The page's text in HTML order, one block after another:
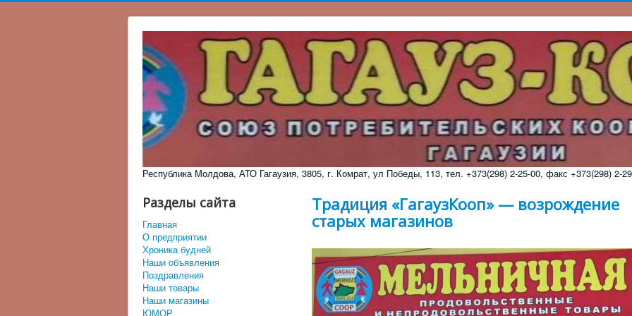
Республика Молдова, АТО Гагаузия, 3805, г. Комрат, ул Победы, 113, тел. +373(298) 2-25-00, факс +373(298) 2-
Разделы сайта
Главная
О предприятии
Хроника будней
Наши объявления
Поздравления
Наши товары
Наши магазины
ЮМОР
Традиция «ГагаузКооп» — возрождение
старых магазинов